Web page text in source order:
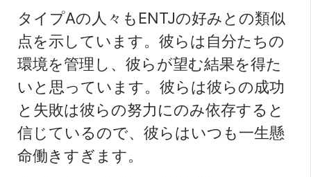
タイプAの人々もENTJの好みとの類似
点を示しています。彼らは自分たちの
環境を管理し、彼らが望む結果を得た
いと思っています。彼らは彼らの成功
と失敗は彼らの努力にのみ依存すると
信じているので、彼らはいつも一生懸
命働きすぎます。